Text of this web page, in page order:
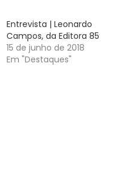
Entrevista | Leonardo
Campos, da Editora 85
15 de junho de 2018
Em "Destaques"